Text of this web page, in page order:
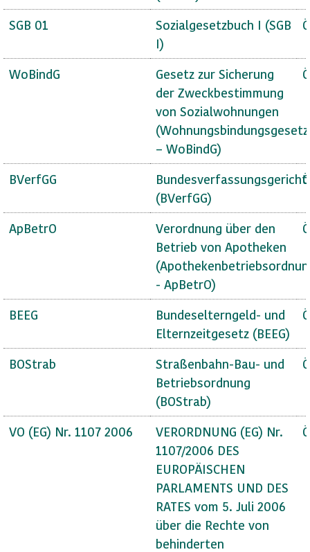
SGB 01
Sozialgesetzbuch I (SGB
I)
WoBindG
Gesetz zur Sicherung
der Zweckbestimmung
von Sozialwohnungen
(Wohnungsbindungsgesetz
– WoBindG)
BVerfGG
(BVerfGG)
ApBetrO
Verordnung über den
Betrieb von Apotheken
- ApBetrO)
BEEG
Bundeselterngeld- und
Elternzeitgesetz (BEEG)
BOStrab
Straßenbahn-Bau- und
Betriebsordnung
(BOStrab)
VO (EG) Nr. 1107 2006
VERORDNUNG (EG) Nr.
1107/2006 DES
EUROPÄISCHEN
PARLAMENTS UND DES
RATES vom 5. Juli 2006
über die Rechte von
behinderten